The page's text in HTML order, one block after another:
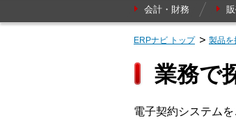
会計・財務
ERPナビ トップ 製品を
業務で
電子契約システム